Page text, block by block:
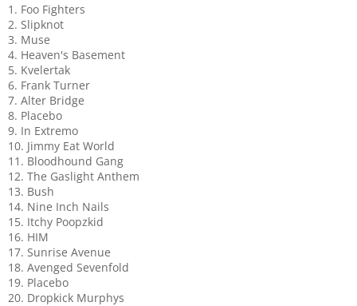
1. Foo Fighters
2. Slipknot
3. Muse
4. Heaven's Basement
5. Kvelertak
6. Frank Turner
7. Alter Bridge
8. Placebo
9. In Extremo
10. Jimmy Eat World
11. Bloodhound Gang
12. The Gaslight Anthem
13. Bush
14. Nine Inch Nails
15. Itchy Poopzkid
16. HIM
17. Sunrise Avenue
18. Avenged Sevenfold
19. Placebo
20. Dropkick Murphys